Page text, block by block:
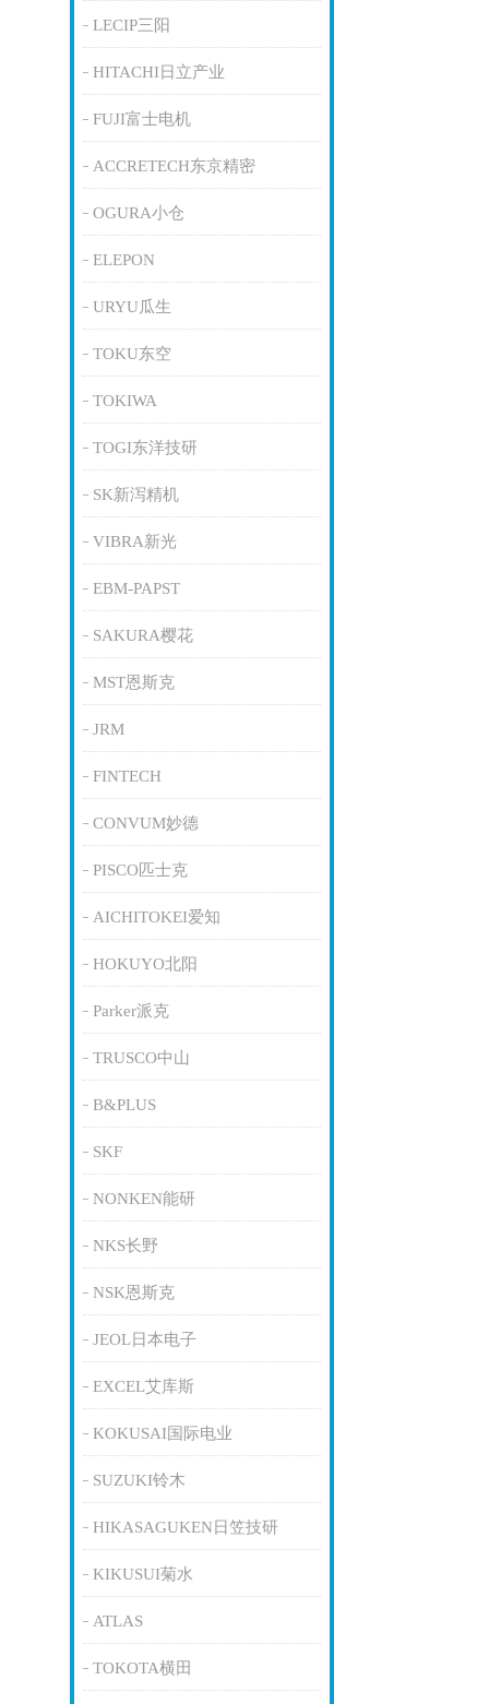
LECIP三阳
HITACHI日立产业
FUJI富士电机
ACCRETECH东京精密
OGURA小仓
ELEPON
URYU瓜生
TOKU东空
TOKIWA
TOGI东洋技研
SK新泻精机
VIBRA新光
EBM-PAPST
SAKURA樱花
MST恩斯克
JRM
FINTECH
CONVUM妙德
PISCO匹士克
AICHITOKEI爱知
HOKUYO北阳
Parker派克
TRUSCO中山
B&PLUS
SKF
NONKEN能研
NKS长野
NSK恩斯克
JEOL日本电子
EXCEL艾库斯
KOKUSAI国际电业
SUZUKI铃木
HIKASAGUKEN日笠技研
KIKUSUI菊水
ATLAS
TOKOTA横田